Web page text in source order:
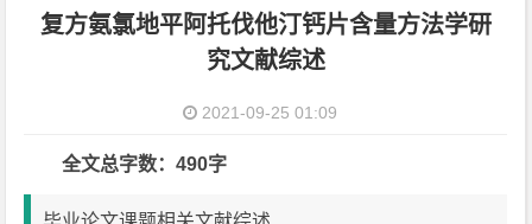
复方氨氯地平阿托伐他汀钙片含量方法学研
究文献综述
2021-09-25 01:09
全文总字数：490字